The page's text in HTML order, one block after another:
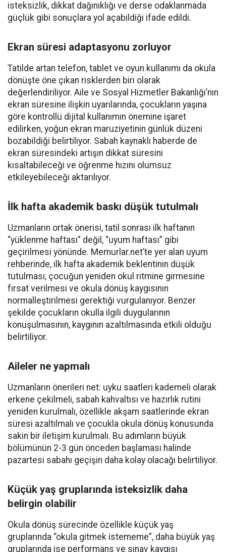
isteksizlik, dikkat dağınıklığı ve derse odaklanmada
güçlük gibi sonuçlara yol açabildiği ifade edildi.
Ekran süresi adaptasyonu zorluyor
Tatilde artan telefon, tablet ve oyun kullanımı da okula
dönüşte öne çıkan risklerden biri olarak
değerlendiriliyor. Aile ve Sosyal Hizmetler Bakanlığı’nın
ekran süresine ilişkin uyarılarında, çocukların yaşına
göre kontrollü dijital kullanımın önemine işaret
edilirken, yoğun ekran maruziyetinin günlük düzeni
bozabildiği belirtiliyor. Sabah kaynaklı haberde de
ekran süresindeki artışın dikkat süresini
kısaltabileceği ve öğrenme hızını olumsuz
etkileyebileceği aktarılıyor.
İlk hafta akademik baskı düşük tutulmalı
Uzmanların ortak önerisi, tatil sonrası ilk haftanın
“yüklenme haftası” değil, “uyum haftası” gibi
geçirilmesi yönünde. Memurlar.net’te yer alan uyum
rehberinde, ilk hafta akademik beklentinin düşük
tutulması, çocuğun yeniden okul ritmine girmesine
fırsat verilmesi ve okula dönüş kaygısının
normalleştirilmesi gerektiği vurgulanıyor. Benzer
şekilde çocukların okulla ilgili duygularının
konuşulmasının, kaygının azaltılmasında etkili olduğu
belirtiliyor.
Aileler ne yapmalı
Uzmanların önerileri net: uyku saatleri kademeli olarak
erkene çekilmeli, sabah kahvaltısı ve hazırlık rutini
yeniden kurulmalı, özellikle akşam saatlerinde ekran
süresi azaltılmalı ve çocukla okula dönüş konusunda
sakin bir iletişim kurulmalı. Bu adımların büyük
bölümünün 2-3 gün önceden başlaması halinde
pazartesi sabahı geçişin daha kolay olacağı belirtiliyor.
Küçük yaş gruplarında isteksizlik daha
belirgin olabilir
Okula dönüş sürecinde özellikle küçük yaş
gruplarında “okula gitmek istememe”, daha büyük yaş
gruplarında ise performans ve sınav kaygısı